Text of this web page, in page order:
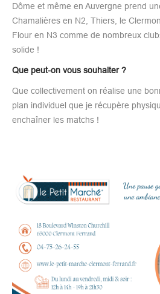
Dôme et même en Auvergne prend
Chamalières en N2, Thiers, le
Flour en N3 comme de nombreux
solide !
Que peut-on vous souhaiter ?
Que collectivement on réalise une
plan individuel que je récupère
enchaîner les matchs !